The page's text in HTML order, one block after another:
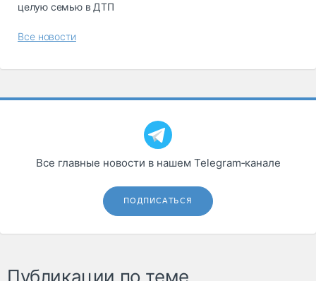
целую семью в ДТП
Все новости
Все главные новости в нашем Telegram‑канале
ПОДПИСАТЬСЯ
Публикации по теме